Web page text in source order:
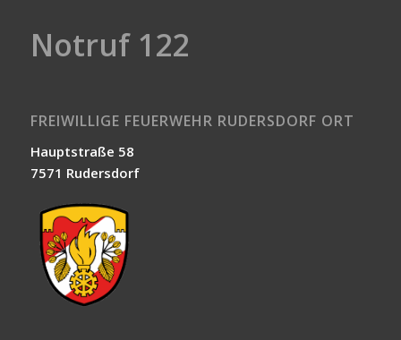
Notruf 122
FREIWILLIGE FEUERWEHR RUDERSDORF ORT
Hauptstraße 58
7571 Rudersdorf